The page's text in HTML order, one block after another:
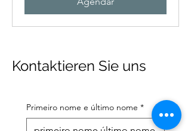
Kontaktieren Sie uns
Primeiro nome e último nome *